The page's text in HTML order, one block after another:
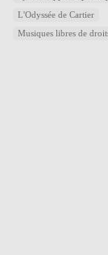
L'Odyssée de Cartier
Musiques libres de